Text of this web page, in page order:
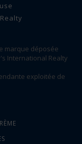
marque déposée
International Realty
exploitée de